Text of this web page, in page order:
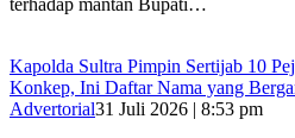
terhadap mantan Bupati…
‎Kapolda Sultra Pimpin Sertijab 10
Konkep, Ini Daftar Nama yang
Advertorial31 Juli 2026 | 8:53 pm